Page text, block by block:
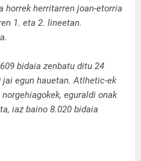
horrek herritarren joan-etorria
1. eta 2. lineetan.
bidaia zenbatu ditu 24
egun hauetan. Atlhetic-ek
eguraldi onak
iaz baino 8.020 bidaia